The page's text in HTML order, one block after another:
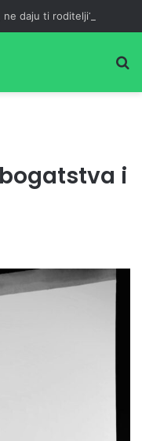
daju ti roditelji?
i